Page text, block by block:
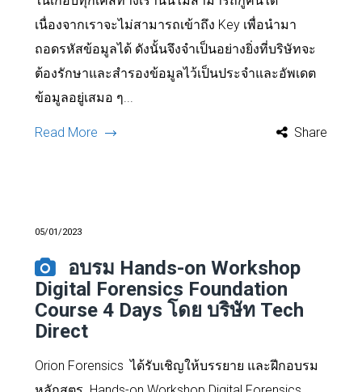
เนื่องจากเราจะไม่สามารถเข้าถึง Key เพื่อนำมา
ถอดรหัสข้อมูลได้ ดังนั้นจึงจำเป็นอย่างยิ่งที่บริษัทจะ
ต้องรักษาและสำรองข้อมูลไว้เป็นประจำและอัพเดต
ข้อมูลอยู่เสมอ ๆ...
Read More Share
05/01/2023
อบรม Hands-on Workshop
Digital Forensics Foundation
Course 4 Days โดย บริษัท Tech
Direct
Orion Forensics ได้รับเชิญให้บรรยาย และฝีกอบรม